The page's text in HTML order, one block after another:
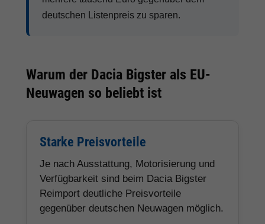
deutschen Listenpreis zu sparen.
Warum der Dacia Bigster als EU-
Neuwagen so beliebt ist
Starke Preisvorteile
Je nach Ausstattung, Motorisierung und
Verfügbarkeit sind beim Dacia Bigster
Reimport deutliche Preisvorteile
gegenüber deutschen Neuwagen möglich.